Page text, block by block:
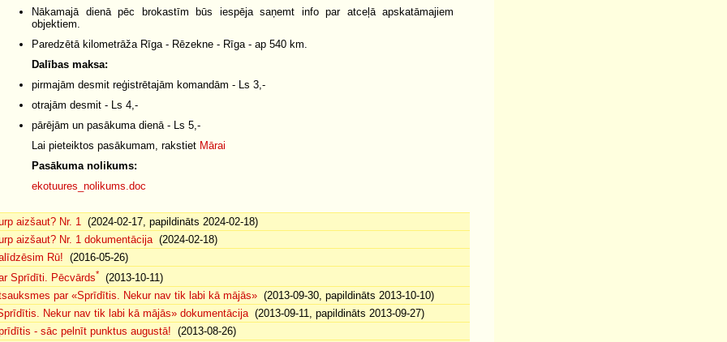
Nākamajā dienā pēc brokastīm būs iespēja saņemt info par atceļā apskatāmajiem
objektiem.
Paredzētā kilometrāža Rīga - Rēzekne - Rīga - ap 540 km.
Dalības maksa:
pirmajām desmit reģistrētajām komandām - Ls 3,-
otrajām desmit - Ls 4,-
pārējām un pasākuma dienā - Ls 5,-
Lai pieteiktos pasākumam, rakstiet Mārai
Pasākuma nolikums:
ekotuures_nolikums.doc
aizšaut? Nr. 1 (2024-02-17, papildināts 2024-02-18)
aizšaut? Nr. 1 dokumentācija(2024-02-18)
Rū! (2016-05-26)
Sprīdīti. Pēcvārds*
(2013-10-11)
par «Sprīdītis. Nekur nav tik labi kā mājās» (2013-09-30, papildināts 2013-10-10)
Nekur nav tik labi kā mājās» dokumentācija(2013-09-11, papildināts 2013-09-27)
- sāc pelnīt punktus augustā! (2013-08-26)